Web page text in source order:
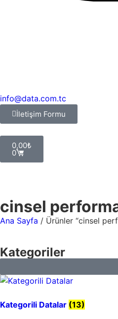
info@data.com.tc
İletişim Formu
0,00₺
0
cinsel
Ana Sayfa / Ürünler “cinsel
Kategoriler
Kategorili Datalar (13)